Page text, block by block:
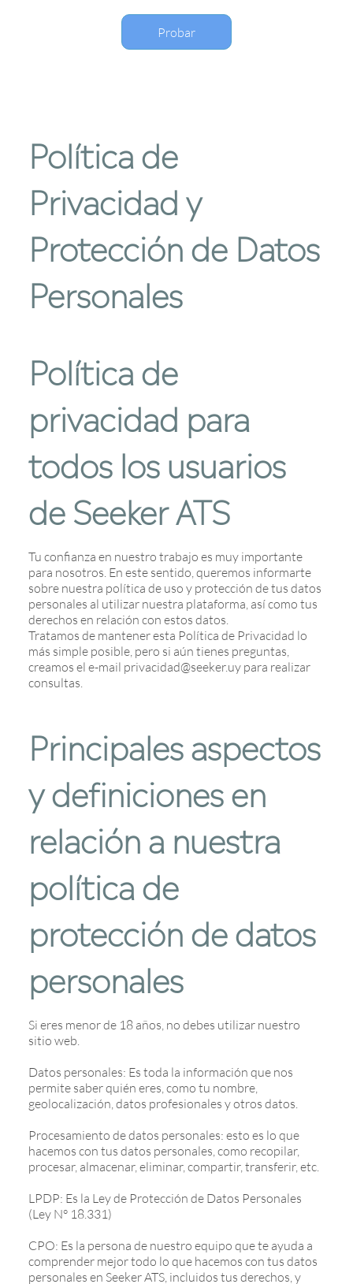
Política de
Privacidad y
Protección de Datos
Personales
Política de
privacidad para
todos los usuarios
de Seeker ATS
Tu confianza en nuestro trabajo es muy importante
para nosotros. En este sentido, queremos informarte
sobre nuestra política de uso y protección de tus datos
personales al utilizar nuestra plataforma, así como tus
derechos en relación con estos datos.
Tratamos de mantener esta Política de Privacidad lo
más simple posible, pero si aún tienes preguntas,
creamos el e-mail privacidad@seeker.uy para realizar
consultas.
Principales aspectos
y definiciones en
relación a nuestra
política de
protección de datos
personales
Si eres menor de 18 años, no debes utilizar nuestro
sitio web.
Datos personales: Es toda la información que nos
permite saber quién eres, como tu nombre,
geolocalización, datos profesionales y otros datos.
Procesamiento de datos personales: esto es lo que
hacemos con tus datos personales, como recopilar,
procesar, almacenar, eliminar, compartir, transferir, etc.
LPDP: Es la Ley de Protección de Datos Personales
(Ley N° 18.331)
CPO: Es la persona de nuestro equipo que te ayuda a
comprender mejor todo lo que hacemos con tus datos
personales en Seeker ATS, incluidos tus derechos, y
Probar